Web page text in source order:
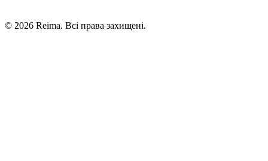
© 2026 Reima. Всі права захищені.